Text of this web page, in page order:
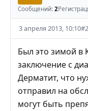
Сообщений: 2
3 апреля 2013, 10:10#
Был это зимой в
заключение с
Дерматит, что
отправил на
могут быть